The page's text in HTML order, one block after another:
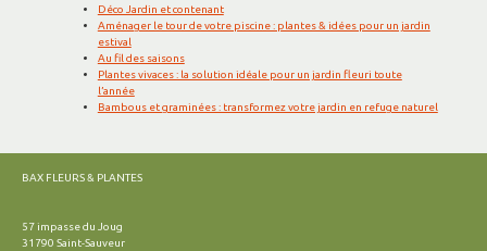
Déco Jardin et contenant
Aménager le tour de votre piscine : plantes & idées pour un jardin
estival
Au fil des saisons
Plantes vivaces : la solution idéale pour un jardin fleuri toute
l’année
Bambous et graminées : transformez votre jardin en refuge naturel
BAX FLEURS & PLANTES
57 impasse du Joug
31790 Saint-Sauveur